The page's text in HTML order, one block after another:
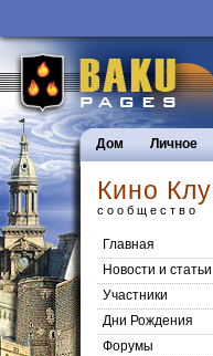
Дом Личное
Кино
сообщество
Главная
Новости и статьи
Участники
Дни Рождения
Форумы